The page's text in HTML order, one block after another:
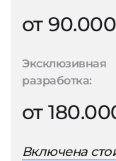
от
Эксклюзивная
разработка:
от
Включена